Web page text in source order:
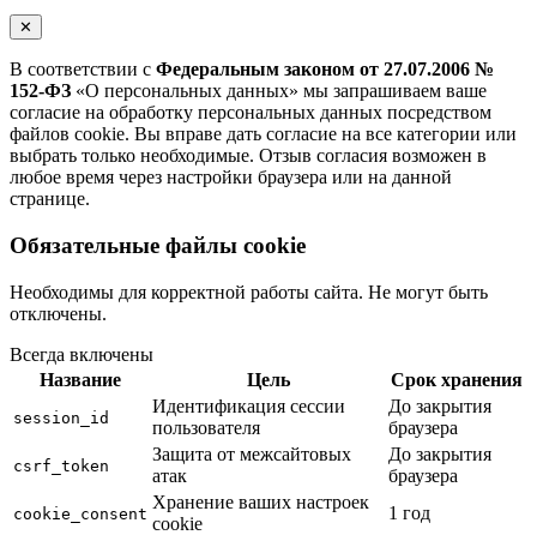
✕
В соответствии с Федеральным законом от 27.07.2006 №
152-ФЗ «О персональных данных» мы запрашиваем ваше
согласие на обработку персональных данных посредством
файлов cookie. Вы вправе дать согласие на все категории или
выбрать только необходимые. Отзыв согласия возможен в
любое время через настройки браузера или на данной
странице.
Обязательные файлы cookie
Необходимы для корректной работы сайта. Не могут быть
отключены.
Всегда включены
Название
Цель Срок хранения
session_id
Идентификация сессии
пользователя
До закрытия
браузера
csrf_token
Защита от межсайтовых
атак
До закрытия
браузера
cookie_consent
Хранение ваших настроек
cookie
1 год